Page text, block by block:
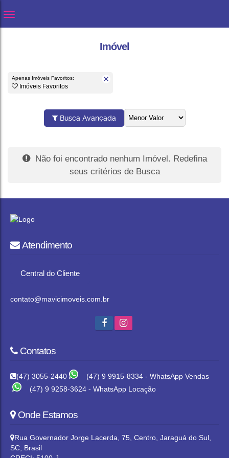
Imóvel
Apenas Imóveis Favoritos:
Imóveis Favoritos
Busca Avançada
Não foi encontrado nenhum Imóvel. Redefina
seus critérios de Busca
Atendimento
Central do Cliente
contato@mavicimoveis.com.br
Contatos
(47) 3055-2440
(47) 9 9915-8334 - WhatsApp Vendas
(47) 9 9258-3624 - WhatsApp Locação
Onde Estamos
Rua Governador Jorge Lacerda, 75, Centro, Jaraguá do Sul,
SC, Brasil